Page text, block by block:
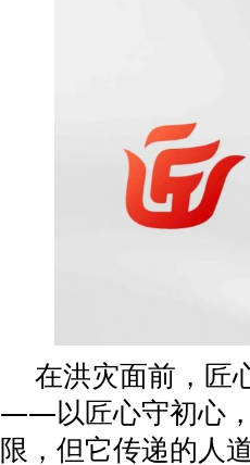
在洪灾面前，匠
——以匠心守初心
限，但它传递的人